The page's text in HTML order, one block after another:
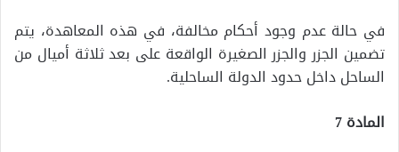
في حالة عدم وجود أحكام مخالفة، في هذه المعاهدة، يتم
تضمين الجزر والجزر الصغيرة الواقعة على بعد ثلاثة أميال من
الساحل داخل حدود الدولة الساحلية.
المادة 7